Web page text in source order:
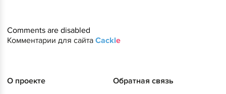
Comments are disabled
Комментарии для сайта Cackle
О проекте
Обратная связь